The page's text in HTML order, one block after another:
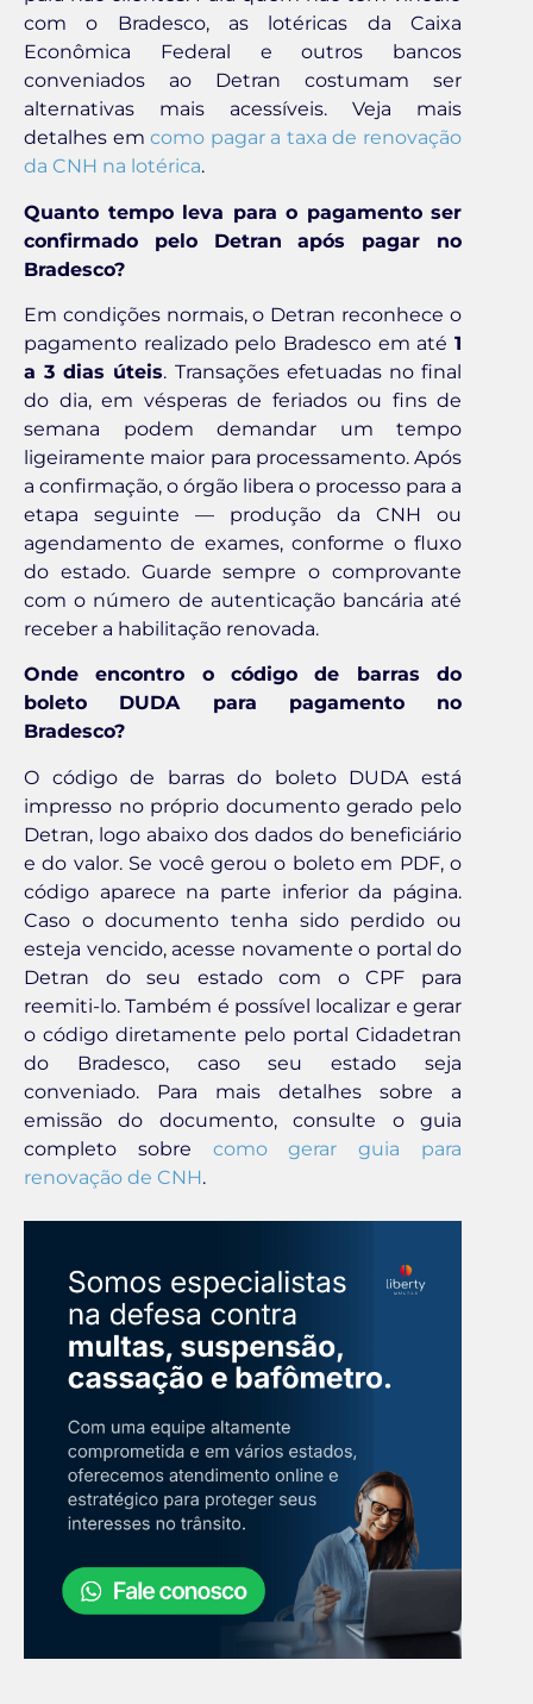
com o Bradesco, as lotéricas da Caixa
Econômica Federal e outros bancos
conveniados ao Detran costumam ser
alternativas mais acessíveis. Veja mais
detalhes emcomo pagar a taxa de renovação
da CNH na lotérica.
Quanto tempo leva para o pagamento ser
confirmado pelo Detran após pagar no
Bradesco?
Em condições normais, o Detran reconhece o
pagamento realizado pelo Bradesco em até 1
a 3 dias úteis. Transações efetuadas no final
do dia, em vésperas de feriados ou fins de
semana podem demandar um tempo
ligeiramente maior para processamento. Após
a confirmação, o órgão libera o processo para a
etapa seguinte — produção da CNH ou
agendamento de exames, conforme o fluxo
do estado. Guarde sempre o comprovante
com o número de autenticação bancária até
receber a habilitação renovada.
Onde encontro o código de barras do
boleto DUDA para pagamento no
Bradesco?
O código de barras do boleto DUDA está
impresso no próprio documento gerado pelo
Detran, logo abaixo dos dados do beneficiário
e do valor. Se você gerou o boleto em PDF, o
código aparece na parte inferior da página.
Caso o documento tenha sido perdido ou
esteja vencido, acesse novamente o portal do
Detran do seu estado com o CPF para
reemiti-lo. Também é possível localizar e gerar
o código diretamente pelo portal Cidadetran
do Bradesco, caso seu estado seja
conveniado. Para mais detalhes sobre a
emissão do documento, consulte o guia
completo sobre como gerar guia para
renovação de CNH.